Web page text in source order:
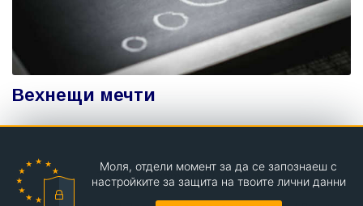
Вехнещи мечти
Teenzona.com © РД 2004
Моля, отдели момент за да се запознаеш с
настройките за защита на твоите лични данни